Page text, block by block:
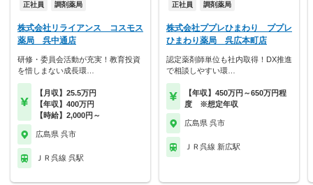
正社員 調剤薬局
株式会社リライアンス コスモス
薬局 呉中通店
研修・委員会活動が充実！教育投資
を惜しまない成長環…
【月収】25.5万円
【年収】400万円
【時給】2,000円～
広島県 呉市
ＪＲ呉線 呉駅
正社員 調剤薬局
株式会社ププレひまわり ププレ
ひまわり薬局 呉広本町店
認定薬剤師単位も社内取得！DX推進
で相談しやすい環…
【年収】450万円～650万円程
度 ※想定年収
広島県 呉市
ＪＲ呉線 新広駅